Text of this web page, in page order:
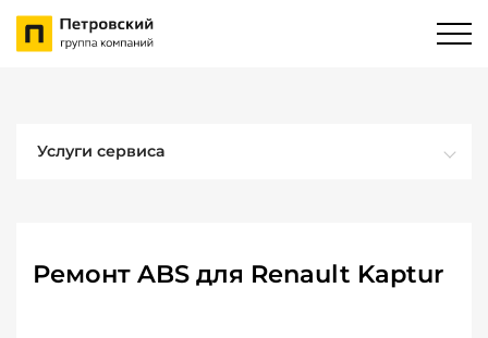
Услуги сервиса
Ремонт ABS для Renault Kaptur